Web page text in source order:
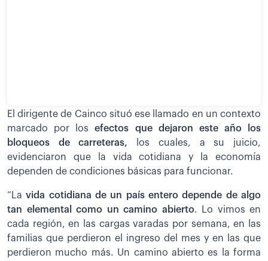
El dirigente de Cainco situó ese llamado en un contexto
marcado por losefectos que dejaron este año los
bloqueos de carreteras, los cuales, a su juicio,
evidenciaron que la vida cotidiana y la economía
dependen de condiciones básicas para funcionar.
“La vida cotidiana de un país entero depende de algo
tan elemental como un camino abierto. Lo vimos en
cada región, en las cargas varadas por semana, en las
familias que perdieron el ingreso del mes y en las que
perdieron mucho más. Un camino abierto es la forma